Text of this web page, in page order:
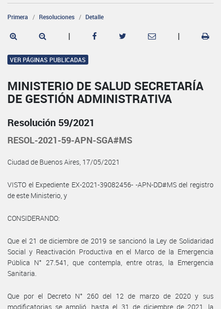
Primera Resoluciones Detalle
| |
VER PÁGINAS PUBLICADAS
MINISTERIO DE SALUD SECRETARÍA
DE GESTIÓN ADMINISTRATIVA
Resolución 59/2021
RESOL-2021-59-APN-SGA#MS
Ciudad de Buenos Aires, 17/05/2021
VISTO el Expediente EX-2021-39082456- -APN-DD#MS del registro
de este Ministerio, y
CONSIDERANDO:
Que el 21 de diciembre de 2019 se sancionó la Ley de Solidaridad
Social y Reactivación Productiva en el Marco de la Emergencia
Pública N° 27.541, que contempla, entre otras, la Emergencia
Sanitaria.
Que por el Decreto N° 260 del 12 de marzo de 2020 y sus
modificatorias se amplió, hasta el 31 de diciembre de 2021, la